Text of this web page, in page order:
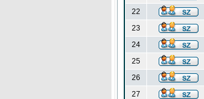
22
23
24
25
26
27